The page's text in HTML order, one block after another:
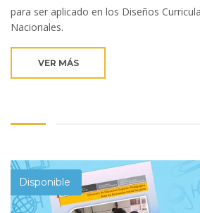
para ser aplicado en los Diseños
Nacionales.
VER MÁS
Disponible